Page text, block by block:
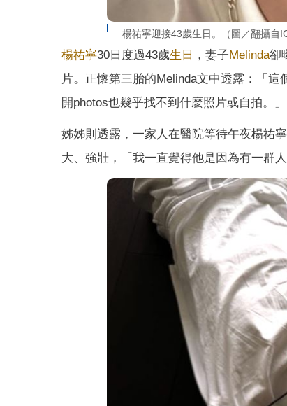
楊祐寧迎接43歲生日。（圖／翻攝自
楊祐寧30日度過43歲生日 ，妻子Melinda卻
片。正懷第三胎的Melinda文中透露：「
開photos也幾乎找不到什麼照片或自拍。」
姊姊則透露，一家人在醫院等待午夜楊祐
大、強壯，「我一直覺得他是因為有一群